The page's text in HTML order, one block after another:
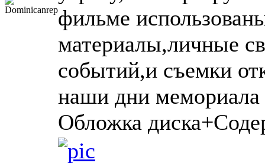
фильме
материалы,личные
событий,и съемки
наши дни мемориала
Обложка